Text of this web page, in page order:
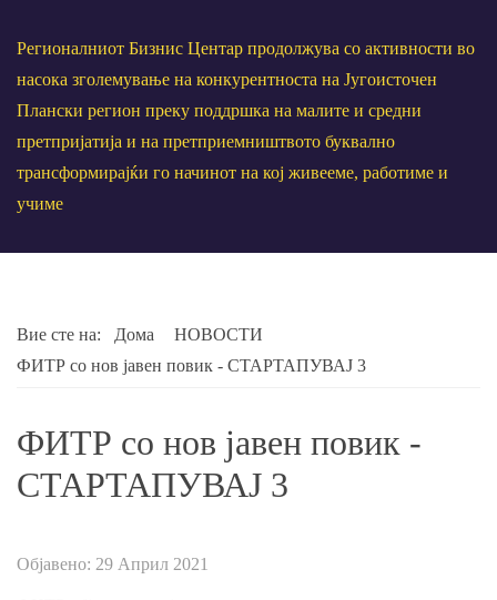
Регионалниот Бизнис Центар продолжува со активности во
насока зголемување на конкурентноста на Југоисточен
Плански регион преку поддршка на малите и средни
претпријатија и на претприемништвото буквално
трансформирајќи го начинот на кој живееме, работиме и
учиме
Вие сте на: Дома
НОВОСТИ
ФИТР со нов јавен повик - СТАРТАПУВАЈ 3
ФИТР со нов јавен повик -
СТАРТАПУВАЈ 3
Објавено: 29 Април 2021